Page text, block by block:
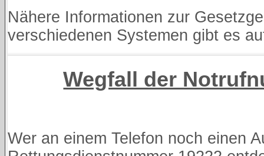
Nähere Informationen zur
verschiedenen Systemen gibt es
Wegfall der
Wer an einem Telefon noch einen